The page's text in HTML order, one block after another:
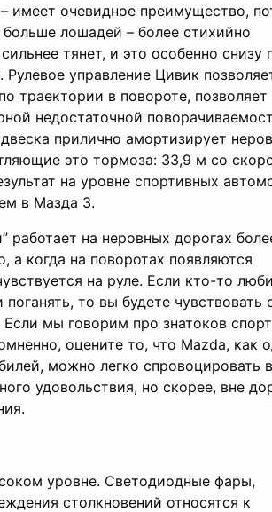
имеет очевидное преимущество,
больше лошадей – более стихийно
тянет, и это особенно снизу
Рулевое управление Цивик
траектории в повороте,
недостаточной
прилично амортизирует
это тормоза: 33,9 м со
на уровне спортивных
в Мазда 3.
работает на неровных дорогах
а когда на поворотах появляются
на руле. Если кто-то
то вы будете чувствовать
Если мы говорим про знатоков
оцените то, что Mazda, как
можно легко спровоцировать в
удовольствия, но скорее, вне
уровне. Светодиодные фары,
столкновений относятся к